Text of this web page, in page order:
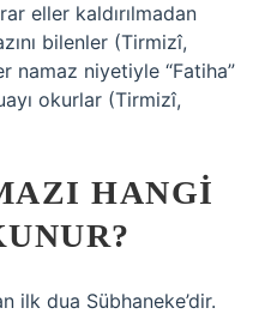
eller kaldırılmadan
bilenler (Tirmizî,
namaz niyetiyle “Fatiha”
okurlar (Tirmizî,
HANGI
ilk dua Sübhaneke’dir.